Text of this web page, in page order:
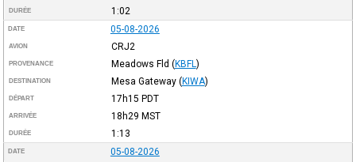
DURÉE 1:02
DATE 05-08-2026
AVION CRJ2
PROVENANCE Meadows Fld (KBFL )
DESTINATION Mesa Gateway (KIWA)
DÉPART 17h15 PDT
ARRIVÉE 18h29 MST
DURÉE 1:13
DATE 05-08-2026